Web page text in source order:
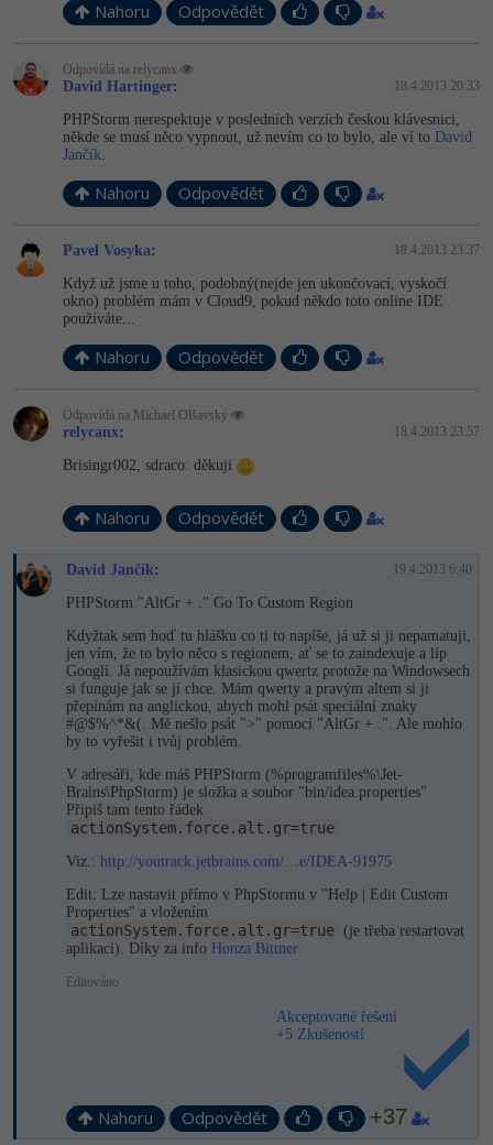
WordPress specialista
SEO specialista
Umělá inteligence (AI)
Pro děti
Více
Fórum
Kurzy e-commerce
Testování softwaru
Datová analýza
Digitální gramotnost
Marketing -30%
WordPress
-30%
UX
Business
Kryptoměny -25%
Copywriting -30%
MS Office -80%
Google Dokumenty
Time management
Sítě
Kurzy designu
HTML/CSS -80%
Photoshop -80%
Adobe Illustrator -80%
Adobe Lightroom -30%
-15%
Adobe InDesign -25%
Adobe After Effects
Blender -80%
Inkscape
-80%
Video
Ostatní
Příběhy absolventů
Kariéra
Pro firmy
Nahoru Odpovědět
Odpovídá na relycanx
David Hartinger: 18.4.2013 20:33
PHPStorm nerespektuje v posledních verzích českou klávesnici,
někde se musí něco vypnout, už nevím co to bylo, ale ví to David
Jančík
Nahoru Odpovědět
Pavel Vosyka: 18.4.2013 23:37
Když už jsme u toho, podobný(nejde jen ukončovací, vyskočí
okno) problém mám v Cloud9, pokud někdo toto online IDE
používáte...
Nahoru Odpovědět
Odpovídá na Michael Olšavský
relycanx: 18.4.2013 23:57
Brisingr002, sdraco: děkuji
Nahoru Odpovědět
David Jančík: 19.4.2013 6:40
PHPStorm "AltGr + ." Go To Custom Region
Kdyžtak sem hoď tu hlášku co ti to napíše, já už si ji nepamatuji,
jen vím, že to bylo něco s regionem, ať se to zaindexuje a líp
Googlí. Já nepoužívám klasickou qwertz protože na Windowsech
si funguje jak se jí chce. Mám qwerty a pravým altem si ji
přepínám na anglickou, abych mohl psát speciální znaky
#@$%^*&(. Mě nešlo psát ">" pomocí "AltGr + .". Ale mohlo
by to vyřešit i tvůj problém.
V adresáři, kde máš PHPStorm (%programfiles%\Jet­
Brains\PhpStor­m) je složka a soubor "bin/idea.pro­perties"
Připiš tam tento řádek
actionSystem.force.alt.gr=true
Viz.: http://youtrack.jetbrains.com/…e/IDEA-91975
Edit: Lze nastavit přímo v PhpStormu v "Help | Edit Custom
Properties" a vložením
actionSystem.force.alt.gr=true (je třeba restartovat
aplikaci). Díky za info Honza Bittner
Editováno
Akceptované řešení
+5 Zkušeností
Nahoru Odpovědět +37